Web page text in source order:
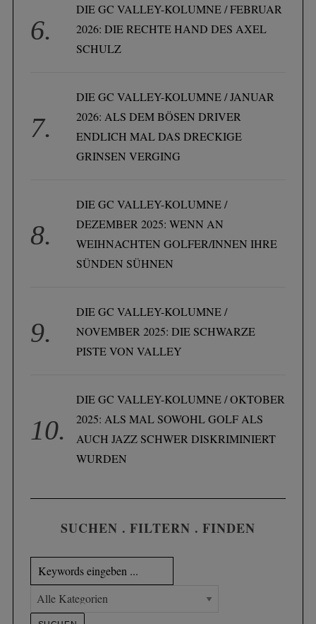
DIE GC VALLEY-KOLUMNE / FEBRUAR
2026: DIE RECHTE HAND DES AXEL
SCHULZ
DIE GC VALLEY-KOLUMNE / JANUAR
2026: ALS DEM BÖSEN DRIVER
ENDLICH MAL DAS DRECKIGE
GRINSEN VERGING
DIE GC VALLEY-KOLUMNE /
DEZEMBER 2025: WENN AN
WEIHNACHTEN GOLFER/INNEN IHRE
SÜNDEN SÜHNEN
DIE GC VALLEY-KOLUMNE /
NOVEMBER 2025: DIE SCHWARZE
PISTE VON VALLEY
DIE GC VALLEY-KOLUMNE / OKTOBER
2025: ALS MAL SOWOHL GOLF ALS
AUCH JAZZ SCHWER DISKRIMINIERT
WURDEN
SUCHEN . FILTERN . FINDEN
c